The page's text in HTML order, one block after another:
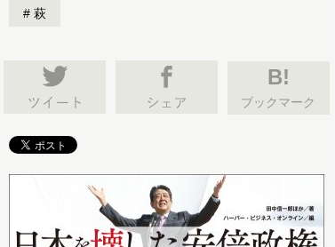
萩
B!
ブックマーク